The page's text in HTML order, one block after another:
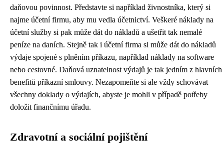
daňovou povinnost. Představte si například živnostníka, který si
najme účetní firmu, aby mu vedla účetnictví. Veškeré náklady na
účetní služby si pak může dát do nákladů a ušetřit tak nemalé
peníze na daních. Stejně tak i účetní firma si může dát do nákladů
výdaje spojené s plněním příkazu, například náklady na software
nebo cestovné. Daňová uznatelnost výdajů je tak jedním z hlavních
benefitů příkazní smlouvy. Nezapomeňte si ale vždy schovávat
všechny doklady o výdajích, abyste je mohli v případě potřeby
doložit finančnímu úřadu.
Zdravotní a sociální pojištění